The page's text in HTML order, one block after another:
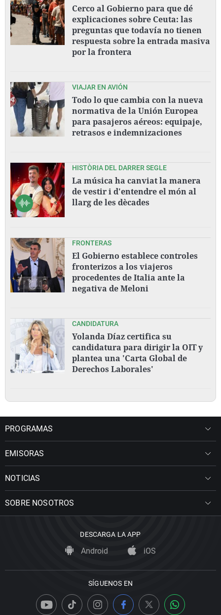
Cerco al Gobierno para que dé
explicaciones sobre Ceuta: las
preguntas que todavía no tienen
respuesta sobre la entrada masiva
por la frontera
VIAJAR EN AVIÓN
Todo lo que cambia con la nueva
normativa de la Unión Europea
para pasajeros aéreos: equipaje,
retrasos e indemnizaciones
HISTÒRIA DEL DARRER SEGLE
La música ha canviat la manera
de vestir i d'entendre el món al
llarg de les dècades
FRONTERAS
El Gobierno establece controles
fronterizos a los viajeros
procedentes de Italia ante la
negativa de Meloni
CANDIDATURA
Yolanda Díaz certifica su
candidatura para dirigir la OIT y
plantea una 'Carta Global de
Derechos Laborales'
PROGRAMAS
EMISORAS
NOTICIAS
SOBRE NOSOTROS
DESCARGA LA APP
Android iOS
SÍGUENOS EN